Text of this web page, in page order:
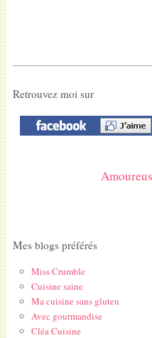
Retrouvez moi sur
Mes blogs préférés
Miss Crumble
Cuisine saine
Ma cuisine sans gluten
Avec gourmandise
Cléa Cuisine